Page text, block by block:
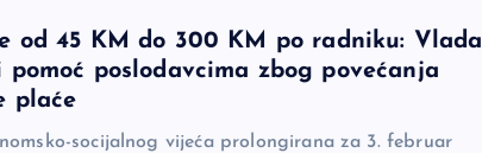
od 45 KM do 300 KM po radniku: Vlada
pomoć poslodavcima zbog povećanja
plaće
socijalnog vijeća prolongirana za 3. februar